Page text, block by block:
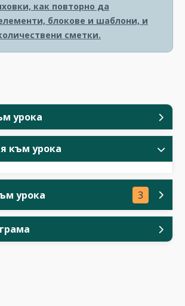
урока
към урока
урока 3
как повторно да
блокове и шаблони, и
сметки.